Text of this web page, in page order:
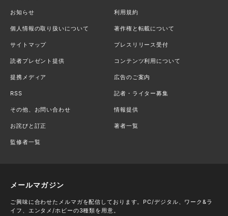
お知らせ 利用規約
個人情報の取り扱いについて 著作権と転載について
サイトマップ プレスリリース受付
読者プレゼント提供 コンテンツ利用について
提携メディア 広告のご案内
RSS 記者・ライター募集
その他、お問い合わせ 情報提供
お詫びと訂正 著者一覧
監修者一覧
メールマガジン
ご興味に合わせたメルマガを配信しております。PC/デジタル、ワーク&ラ
イフ、エンタメ/ホビーの3種類を用意。